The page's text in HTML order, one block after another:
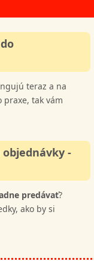
do
teraz a na
praxe, tak vám
-
predávať?
ako by si